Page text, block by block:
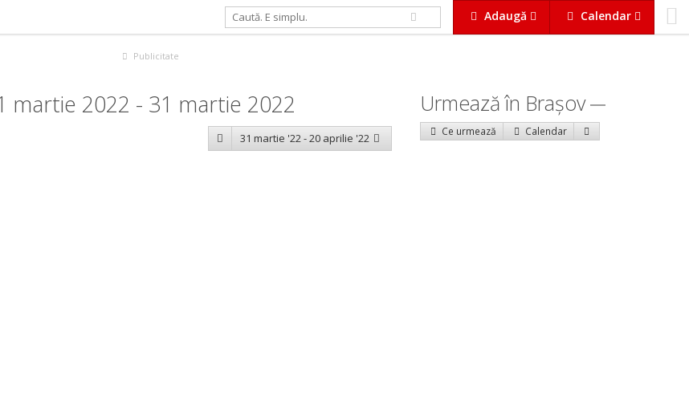
Adaugă Calendar
Publicitate
martie 2022 - 31 martie 2022
31 martie '22 - 20 aprilie '22
Urmează în Braşov
Ce urmează Calendar